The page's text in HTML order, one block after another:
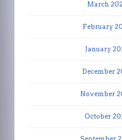
March
February
January
December
November
October